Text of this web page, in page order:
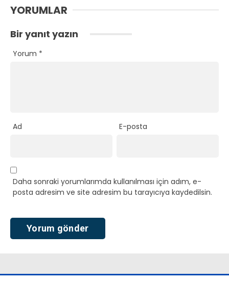
YORUMLAR
Bir yanıt yazın
Yorum *
Ad E-posta
Daha sonraki yorumlarımda kullanılması için adım, e-
posta adresim ve site adresim bu tarayıcıya kaydedilsin.